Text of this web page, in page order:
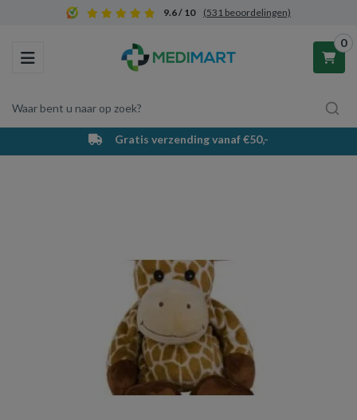
9.6 / 10 (531 beoordelingen)
Toggle navigation
Waar bent u naar op zoek?
0
Winkelwagen
Gratis verzending vanaf €50,-